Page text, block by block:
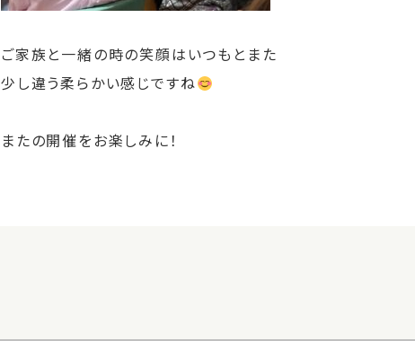
ご家族と一緒の時の笑顔はいつもとまた
少し違う柔らかい感じですね
またの開催をお楽しみに！